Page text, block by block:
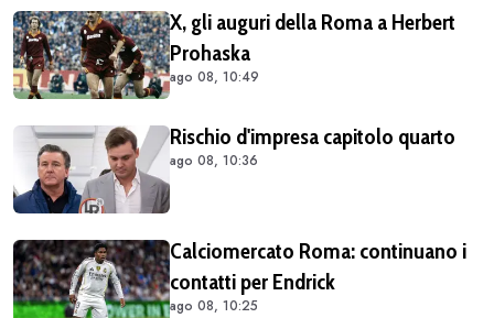
X, gli auguri della Roma a Herbert
Prohaska
ago 08, 10:49
Rischio d'impresa capitolo quarto
ago 08, 10:36
Calciomercato Roma: continuano i
contatti per Endrick
ago 08, 10:25